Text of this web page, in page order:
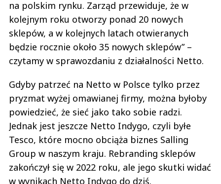
na polskim rynku. Zarząd przewiduje, że w
kolejnym roku otworzy ponad 20 nowych
sklepów, a w kolejnych latach otwieranych
będzie rocznie około 35 nowych sklepów” –
czytamy w sprawozdaniu z działalności Netto.
Gdyby patrzeć na Netto w Polsce tylko przez
pryzmat wyżej omawianej firmy, można byłoby
powiedzieć, że sieć jako tako sobie radzi.
Jednak jest jeszcze Netto Indygo, czyli byłe
Tesco, które mocno obciąża biznes Salling
Group w naszym kraju. Rebranding sklepów
zakończył się w 2022 roku, ale jego skutki widać
w wynikach Netto Indygo do dziś.